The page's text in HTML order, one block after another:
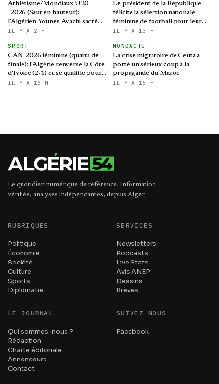
Athlétisme/Mondiaux U20
-2026 (Saut en hauteur):
l'Algérien Younes Ayachi sacré
champion du monde
IL Y A 2 H
Le président de la République
félicite la sélection nationale
féminine de football pour leur
qualification au Mondial 2027 et
IL Y A 13 H
SPORT
CAN-2026 féminine (quarts de
finale): l'Algérie renverse la Côte
d'Ivoire (2-1) et se qualifie pour
le Mondial brésilien
IL Y A 16 H
MONDACTU
La crise migratoire de Ceuta a
porté un sérieux coup à la
propagande du Maroc
IL Y A 16 H
Le quotidien numérique de référence. Information
vérifiée, analyses indépendantes, depuis Alger.
RUBRIQUES
Politique
Économie
Société
Culture
Sports
Diplomatie
SERVICES
Newsletters
Podcasts
Live Stats
Avis ANEP
Dessins
Brèves
LE JOURNAL
Qui sommes-nous ?
Rédaction
Charte éditoriale
Annonceurs
Contact
SUIVEZ-NOUS
Facebook